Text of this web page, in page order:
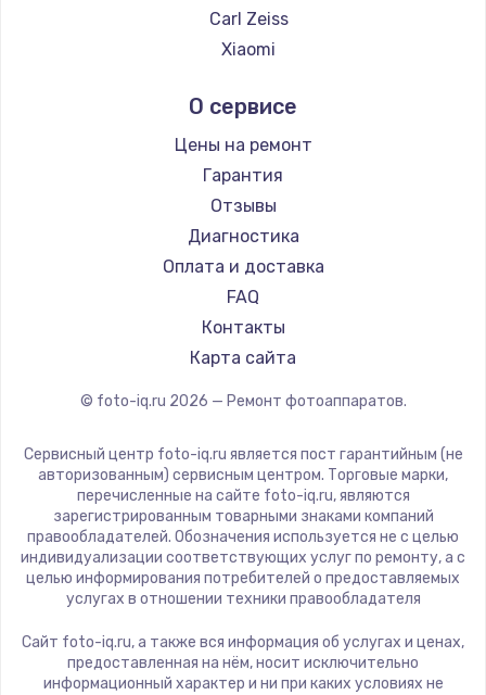
Carl Zeiss
Xiaomi
Kodak
Blackmagic
О сервисе
Цены на ремонт
Гарантия
Отзывы
Диагностика
Оплата и доставка
FAQ
Контакты
Карта сайта
© foto-iq.ru 2026 — Ремонт фотоаппаратов.
Сервисный центр foto-iq.ru является пост гарантийным (не
авторизованным) сервисным центром. Торговые марки,
перечисленные на сайте foto-iq.ru, являются
зарегистрированным товарными знаками компаний
правообладателей. Обозначения используется не с целью
индивидуализации соответствующих услуг по ремонту, а с
целью информирования потребителей о предоставляемых
услугах в отношении техники правообладателя
Сайт foto-iq.ru, а также вся информация об услугах и ценах,
предоставленная на нём, носит исключительно
информационный характер и ни при каких условиях не